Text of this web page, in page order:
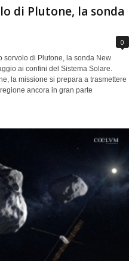
di Plutone, la sonda
0
sorvolo di Plutone, la sonda New
ai confini del Sistema Solare.
la missione si prepara a trasmettere
ancora in gran parte